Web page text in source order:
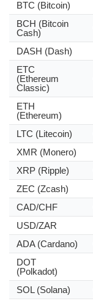
BTC (Bitcoin)
BCH (Bitcoin
Cash)
DASH (Dash)
ETC
(Ethereum
Classic)
ETH
(Ethereum)
LTC (Litecoin)
XMR (Monero)
XRP (Ripple)
ZEC (Zcash)
CAD/CHF
USD/ZAR
ADA (Cardano)
DOT
(Polkadot)
SOL (Solana)